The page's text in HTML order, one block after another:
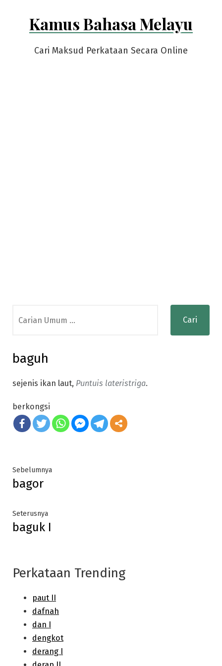
Kamus Bahasa Melayu
Cari Maksud Perkataan Secara Online
for:
baguh
sejenis ikan laut, Puntuis lateristriga.
berkongsi
Post
navigation
SebelumnyaPrevious
bagor
SeterusnyaNext
post:
baguk I
Perkataan Trending